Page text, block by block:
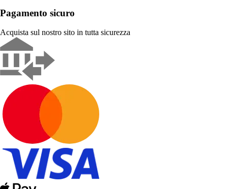
Pagamento sicuro
Acquista sul nostro sito in tutta sicurezza